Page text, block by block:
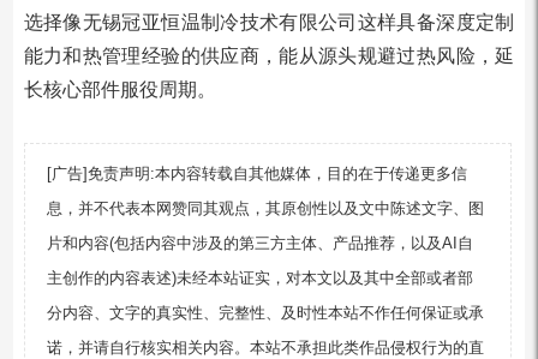
选择像无锡冠亚恒温制冷技术有限公司这样具备深度定制
能力和热管理经验的供应商，能从源头规避过热风险，延
长核心部件服役周期。
[广告]免责声明:本内容转载自其他媒体，目的在于传递更多信
息，并不代表本网赞同其观点，其原创性以及文中陈述文字、图
片和内容(包括内容中涉及的第三方主体、产品推荐，以及AI自
主创作的内容表述)未经本站证实，对本文以及其中全部或者部
分内容、文字的真实性、完整性、及时性本站不作任何保证或承
诺，并请自行核实相关内容。本站不承担此类作品侵权行为的直